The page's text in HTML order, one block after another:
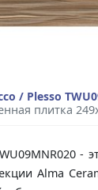
/ Plesso
плитка
Alma